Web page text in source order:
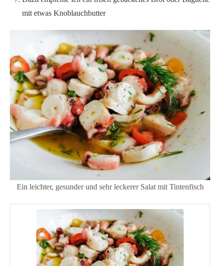
mit etwas Knoblauchbutter
Ein leichter, gesunder und sehr leckerer Salat mit Tintenfisch